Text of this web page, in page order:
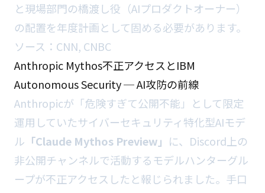
と現場部門の橋渡し役（AIプロダクトオーナー）
の配置を年度計画として固める必要があります。
ソース： CNN, CNBC
Anthropic Mythos不正アクセスとIBM
Autonomous Security ─ AI攻防の前線
Anthropicが「危険すぎて公開不能」として限定
運用していたサイバーセキュリティ特化型AIモデ
ル 「Claude Mythos Preview」 に、Discord上の
非公開チャンネルで活動するモデルハンターグル
ープが不正アクセスしたと報じられました。手口